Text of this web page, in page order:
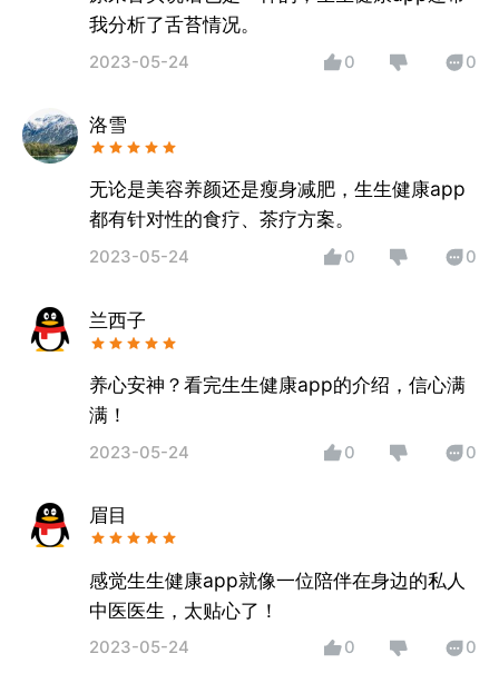
我分析了舌苔情况。
2023-05-24 0 0
洛雪
无论是美容养颜还是瘦身减肥，生生健康app
都有针对性的食疗、茶疗方案。
2023-05-24 0 0
兰西子
养心安神？看完生生健康app的介绍，信心满
满！
2023-05-24 0 0
眉目
感觉生生健康app就像一位陪伴在身边的私人
中医医生，太贴心了！
2023-05-24 0 0